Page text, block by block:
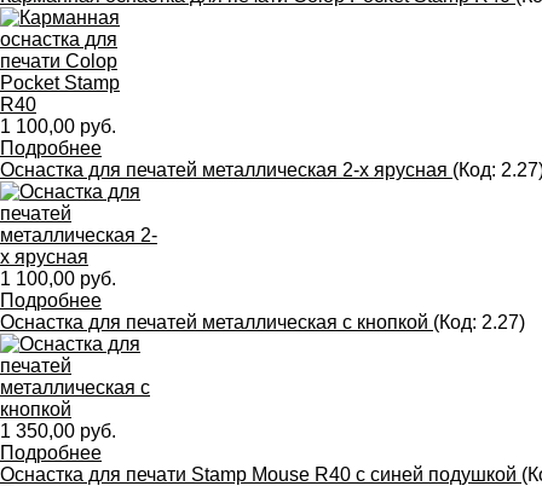
1 100,00 руб.
Подробнее
Оснастка для печатей металлическая 2-х ярусная (Код: 2.27
1 100,00 руб.
Подробнее
Оснастка для печатей металлическая с кнопкой (Код: 2.27)
1 350,00 руб.
Подробнее
Оснастка для печати Stamp Mouse R40 с синей подушкой